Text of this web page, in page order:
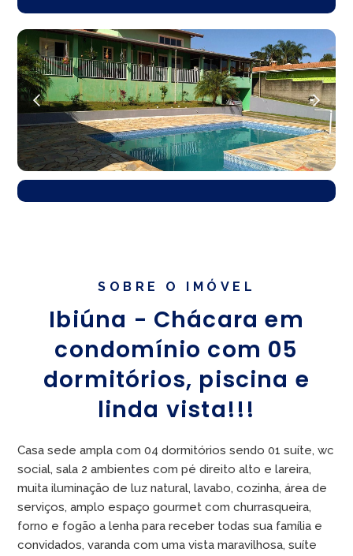
SOBRE O IMÓVEL
Ibiúna - Chácara em
condomínio com 05
dormitórios, piscina e
linda vista!!!
Casa sede ampla com 04 dormitórios sendo 01 suíte, wc
social, sala 2 ambientes com pé direito alto e lareira,
muita iluminação de luz natural, lavabo, cozinha, área de
serviços, amplo espaço gourmet com churrasqueira,
forno e fogão a lenha para receber todas sua família e
convidados, varanda com uma vista maravilhosa, suíte